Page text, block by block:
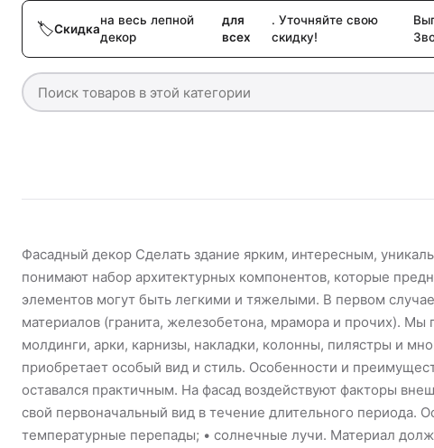
Скидка
на весь лепной
декор
для
всех
. Уточняйте свою
скидку!
Фасадный декор Сделать здание ярким, интересным,
понимают набор архитектурных компонентов, которые
элементов могут быть легкими и тяжелыми. В первом
материалов (гранита, железобетона, мрамора и прочих).
молдинги, арки, карнизы, накладки, колонны, пилястры и
приобретает особый вид и стиль. Особенности и
оставался практичным. На фасад воздействуют факторы
свой первоначальный вид в течение длительного периода.
температурные перепады; • солнечные лучи. Материал